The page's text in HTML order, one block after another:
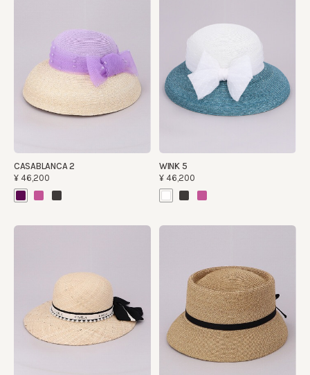
CASABLANCA 2
¥46,200
WINK 5
¥46,200